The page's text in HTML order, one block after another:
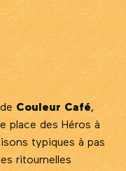
deCouleur Café,
place des Héros à
typiques à pas
ritournelles